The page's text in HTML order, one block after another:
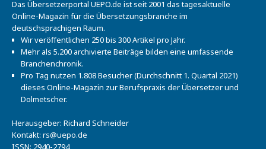
Das Übersetzerportal UEPO.de ist seit 2001 das tagesaktuelle
Online-Magazin für die Übersetzungsbranche im
deutschsprachigen Raum.
Wir veröffentlichen 250 bis 300 Artikel pro Jahr.
Mehr als 5.200 archivierte Beiträge bilden eine umfassende
Branchenchronik.
Pro Tag nutzen 1.808 Besucher (Durchschnitt 1. Quartal 2021)
dieses Online-Magazin zur Berufspraxis der Übersetzer und
Dolmetscher.
Herausgeber: Richard Schneider
Kontakt: rs@uepo.de
ISSN: 2940-2794